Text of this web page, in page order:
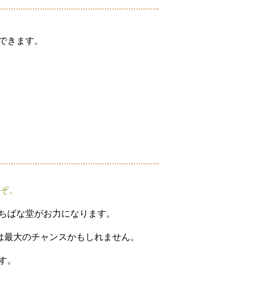
きます。
。
な堂がお力になります。
最大のチャンスかも しれません。
。